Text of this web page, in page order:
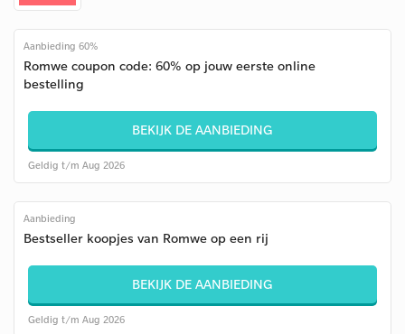
Aanbieding 60%
Romwe coupon code: 60% op jouw eerste online
bestelling
BEKIJK DE AANBIEDING
Geldig t/m Aug 2026
Aanbieding
Bestseller koopjes van Romwe op een rij
BEKIJK DE AANBIEDING
Geldig t/m Aug 2026